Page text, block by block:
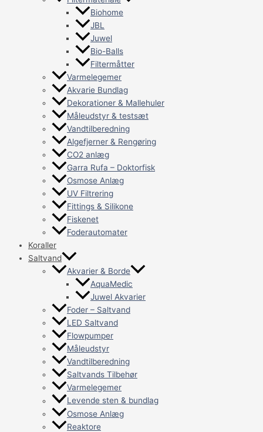
Biohome
JBL
Juwel
Bio-Balls
Filtermåtter
Varmelegemer
Akvarie Bundlag
Dekorationer & Mallehuler
Måleudstyr & testsæt
Vandtilberedning
Algefjerner & Rengøring
CO2 anlæg
Garra Rufa – Doktorfisk
Osmose Anlæg
UV Filtrering
Fittings & Silikone
Fiskenet
Foderautomater
Koraller
Saltvand
Akvarier & Borde
AquaMedic
Juwel Akvarier
Foder – Saltvand
LED Saltvand
Flowpumper
Måleudstyr
Vandtilberedning
Saltvands Tilbehør
Varmelegemer
Levende sten & bundlag
Osmose Anlæg
Reaktore